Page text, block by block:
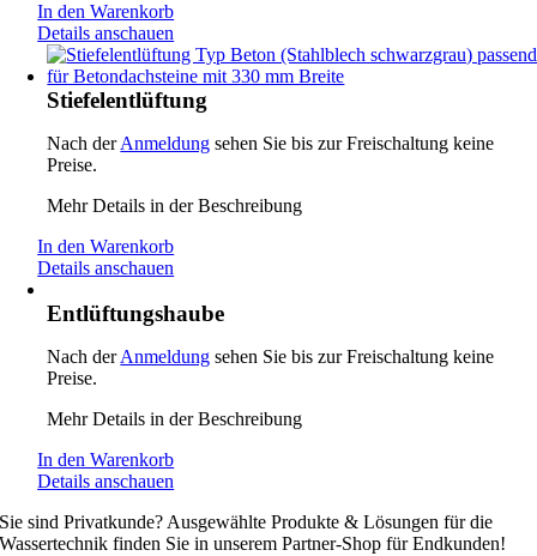
In den Warenkorb
Details anschauen
Stiefelentlüftung
Nach derAnmeldung sehen Sie bis zur Freischaltung keine
Preise.
Mehr Details in der Beschreibung
In den Warenkorb
Details anschauen
Entlüftungshaube
Nach derAnmeldung sehen Sie bis zur Freischaltung keine
Preise.
Mehr Details in der Beschreibung
In den Warenkorb
Details anschauen
Sie sind Privatkunde? Ausgewählte Produkte & Lösungen für die
Wassertechnik finden Sie in unserem Partner-Shop für Endkunden!